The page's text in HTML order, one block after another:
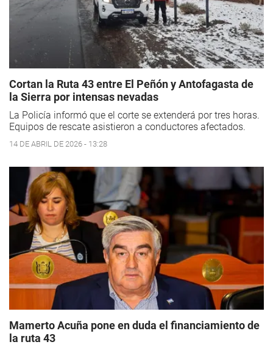
Cortan la Ruta 43 entre El Peñón y Antofagasta de
la Sierra por intensas nevadas
La Policía informó que el corte se extenderá por tres horas.
Equipos de rescate asistieron a conductores afectados.
14 DE ABRIL DE 2026 - 13:28
Mamerto Acuña pone en duda el financiamiento de
la ruta 43